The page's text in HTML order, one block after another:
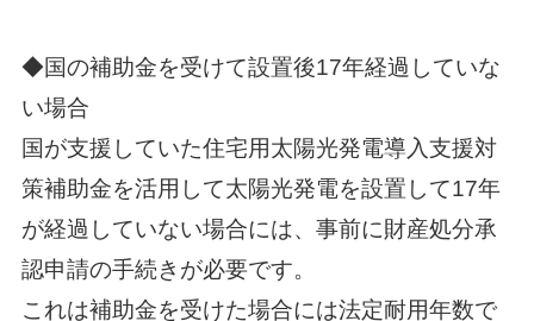
◆国の補助金を受けて設置後17年経過していな
い場合
国が支援していた住宅用太陽光発電導入支援対
策補助金を活用して太陽光発電を設置して17年
が経過していない場合には、事前に財産処分承
認申請の手続きが必要です。
これは補助金を受けた場合には法定耐用年数で